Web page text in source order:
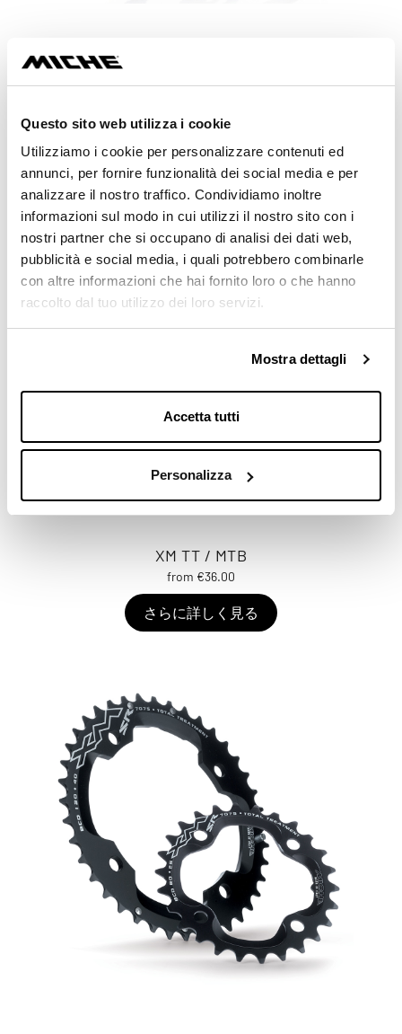
Questo sito web utilizza i cookie
Utilizziamo i cookie per personalizzare contenuti ed
annunci, per fornire funzionalità dei social media e per
analizzare il nostro traffico. Condividiamo inoltre
informazioni sul modo in cui utilizzi il nostro sito con i
nostri partner che si occupano di analisi dei dati web,
pubblicità e social media, i quali potrebbero combinarle
con altre informazioni che hai fornito loro o che hanno
raccolto dal tuo utilizzo dei loro servizi.
Mostra dettagli
Accetta tutti
Personalizza
XM TT / MTB
from €36.00
さらに詳しく見る